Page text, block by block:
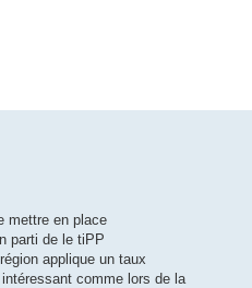
mettre en place
parti de le tiPP
applique un taux
comme lors de la